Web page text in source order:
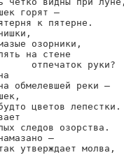
горят —
к пятерне.
озорники,
на стене
отпечаток руки?
обмелевшей реки —
цветов лепестки.
следов озорства.
—
утверждает молва,